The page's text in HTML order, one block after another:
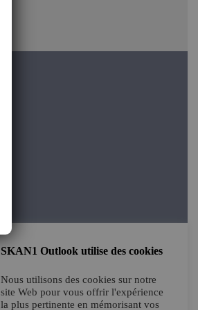
SKAN1 Outlook utilise des cookies
Nous utilisons des cookies sur notre
site Web pour vous offrir l'expérience
la plus pertinente en mémorisant vos